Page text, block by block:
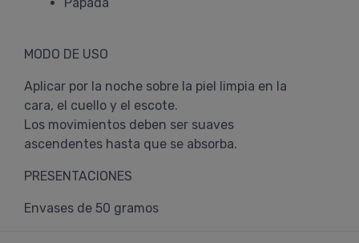
MODO DE USO
Aplicar por la noche sobre la piel limpia en la
cara, el cuello y el escote.
Los movimientos deben ser suaves
ascendentes hasta que se absorba.
PRESENTACIONES
Envases de 50 gramos